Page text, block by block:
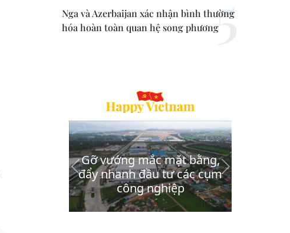
Nga và Azerbaijan xác nhận bình thường
hóa hoàn toàn quan hệ song phương